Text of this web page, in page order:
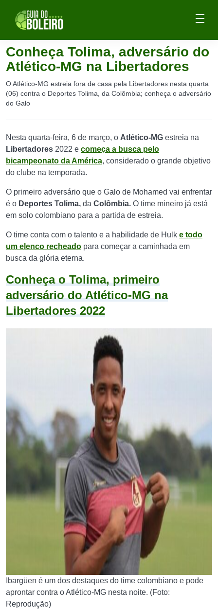
Conheça Tolima, adversário do
Atlético-MG na Libertadores
O Atlético-MG estreia fora de casa pela Libertadores nesta quarta
(06) contra o Deportes Tolima, da Colômbia; conheça o adversário
do Galo
Nesta quarta-feira, 6 de março, o Atlético-MG estreia na
Libertadores 2022 e começa a busca pelo
bicampeonato da América, considerado o grande objetivo
do clube na temporada.
O primeiro adversário que o Galo de Mohamed vai enfrentar
é o Deportes Tolima, da Colômbia. O time mineiro já está
em solo colombiano para a partida de estreia.
O time conta com o talento e a habilidade de Hulk e todo
um elenco recheado para começar a caminhada em
busca da glória eterna.
Conheça o Tolima, primeiro
adversário do Atlético-MG na
Libertadores 2022
Ibargüen é um dos destaques do time colombiano e pode
aprontar contra o Atlético-MG nesta noite. (Foto:
Reprodução)